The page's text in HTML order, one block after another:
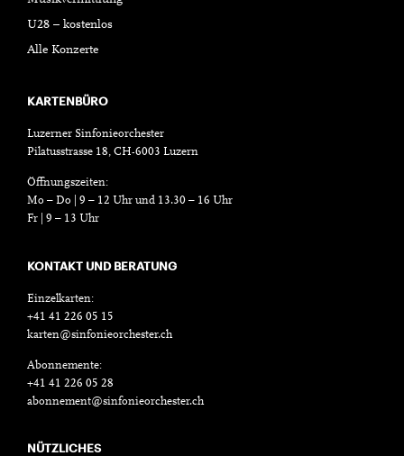
U28 – kostenlos
Alle Konzerte
KARTENBÜRO
Luzerner Sinfonieorchester
Pilatusstrasse 18, CH-6003 Luzern
Öffnungszeiten:
Mo – Do | 9 – 12 Uhr und 13.30 – 16 Uhr
Fr | 9 – 13 Uhr
KONTAKT UND BERATUNG
Einzelkarten:
+41 41 226 05 15
karten@sinfonieorchester.ch
Abonnemente:
+41 41 226 05 28
abonnement@sinfonieorchester.ch
NÜTZLICHES